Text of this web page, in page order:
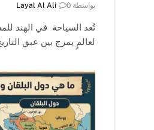
بواسطة Layal Al Ali 0
تُعد السياحة في الهند
لعالمٍ يمزج بين عبق